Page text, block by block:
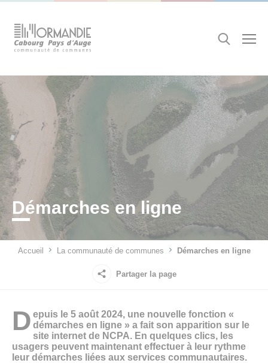
Recherche
Démarches en ligne
Accueil La communauté de communes Démarches en ligne
Partager la page
D epuis le 5 août 2024, une nouvelle fonction «
démarches en ligne » a fait son apparition sur le
site internet de NCPA. En quelques clics, les
usagers peuvent maintenant effectuer à leur rythme
leur démarches liées aux services communautaires.
Cookies management panel